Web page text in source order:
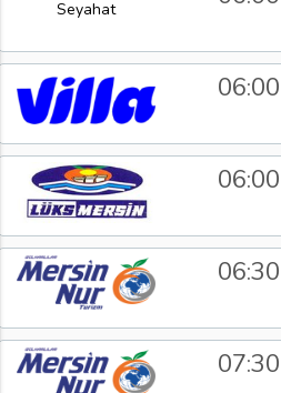
06:00
06:00
06:30
07:30